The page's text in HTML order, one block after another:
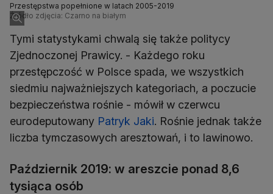
Przestępstwa popełnione w latach 2005-2019
Źródło zdjęcia: Czarno na białym
Tymi statystykami chwalą się także politycy
Zjednoczonej Prawicy. - Każdego roku
przestępczość w Polsce spada, we wszystkich
siedmiu najważniejszych kategoriach, a poczucie
bezpieczeństwa rośnie - mówił w czerwcu
eurodeputowany Patryk Jaki. Rośnie jednak także
liczba tymczasowych aresztowań, i to lawinowo.
Październik 2019: w areszcie ponad 8,6
tysiąca osób